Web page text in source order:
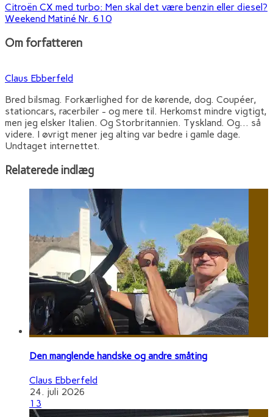
Citroën CX med turbo: Men skal det være benzin eller diesel?
Weekend Matiné Nr. 610
Om forfatteren
Claus Ebberfeld
Bred bilsmag. Forkærlighed for de kørende, dog. Coupéer,
stationcars, racerbiler - og mere til. Herkomst mindre vigtigt,
men jeg elsker Italien. Og Storbritannien. Tyskland. Og... så
videre. I øvrigt mener jeg alting var bedre i gamle dage.
Undtaget internettet.
Relaterede indlæg
Den manglende handske og andre småting
Claus Ebberfeld
24. juli 2026
13